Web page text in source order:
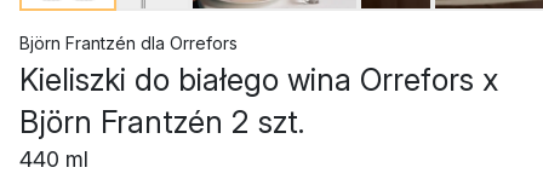
Björn Frantzén dla Orrefors
Kieliszki do białego wina Orrefors x
Björn Frantzén 2 szt.
440 ml